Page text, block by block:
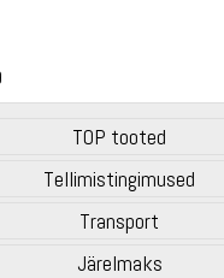
TOP tooted
Tellimistingimused
Transport
Järelmaks